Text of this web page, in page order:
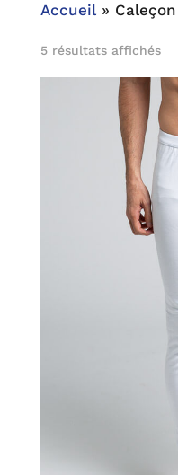
Accueil» Caleçon
5 résultats affichés